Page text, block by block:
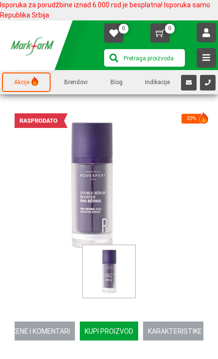
Isporuka za porudžbine iznad 6.000 rsd je besplatna! Isporuka samo
Republika Srbija
0 0
Akcije Brendovi Blog Indikacije
OCENE I KOMENTARI KUPI PROIZVOD KARAKTERISTIKE
33%